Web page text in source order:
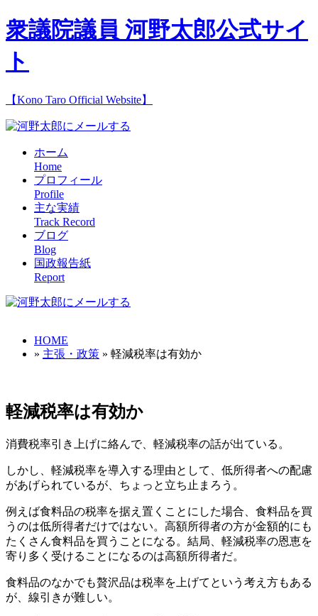
衆議院議員 河野太郎公式サイ
ト
【Kono Taro Official Website】
ホーム
Home
プロフィール
Profile
主な実績
Track Record
ブログ
Blog
国政報告紙
Report
HOME
» 主張・政策 » 軽減税率は有効か
軽減税率は有効か
消費税率引き上げに絡んで、軽減税率の話が出ている。
しかし、軽減税率を導入する理由として、低所得者への配慮
があげられているが、ちょっと立ち止まろう。
例えば食料品の税率を据え置くことにした場合、食料品を買
うのは低所得者だけではない。高額所得者の方が金額的にも
たくさん食料品を買うことになる。結局、軽減税率の恩恵を
寄り多く受けることになるのは高額所得者だ。
食料品のなかでも贅沢品は税率を上げてという考え方もある
が、線引きが難しい。